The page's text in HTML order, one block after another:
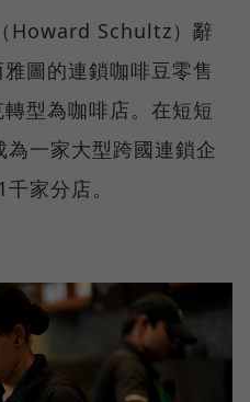
Howard Schultz）辭
圖的連鎖咖啡豆零售
型為咖啡店。在短短
一家大型跨國連鎖企
家分店。